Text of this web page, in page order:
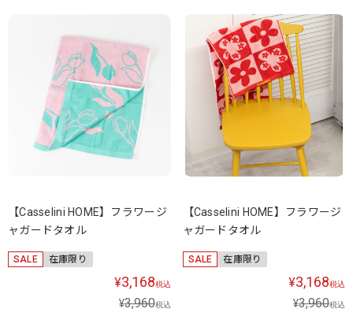
【Casselini HOME】フラワージ
ャガードタオル
SALE 在庫限り
¥3,168税込
¥3,960税込
【Casselini HOME】フラワージ
ャガードタオル
SALE 在庫限り
¥3,168税込
¥3,960税込